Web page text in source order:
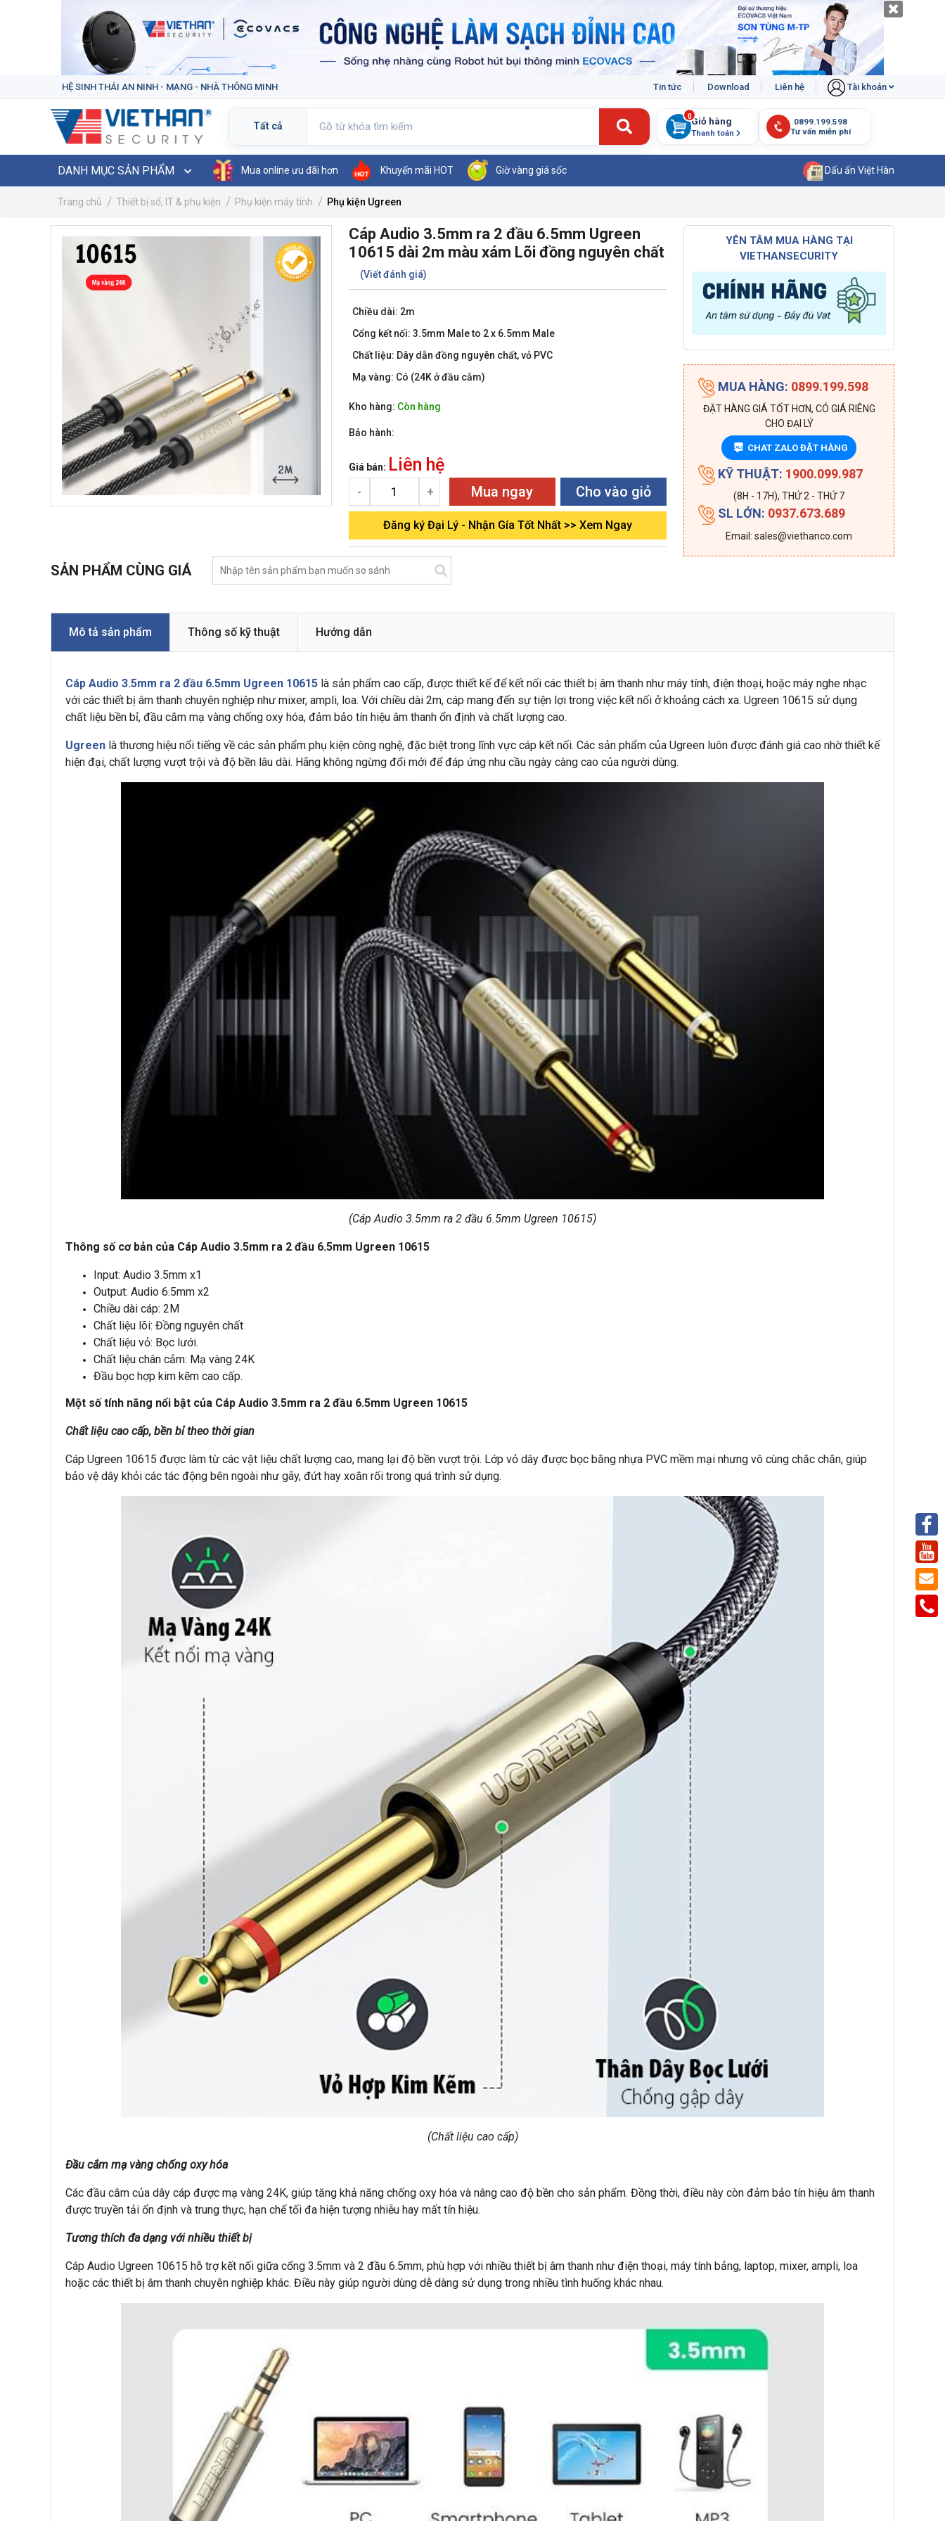
HỆ SINH THÁI AN NINH - MẠNG - NHÀ THÔNG MINH Tin tức Download Liên hệ Tài khoản
Giỏ hàng
Thanh toán
0
DANH MỤC SẢN PHẨM Mua online ưu đãi hơn Khuyến mãi HOT Giờ vàng giá sốc Dấu ấn Việt Hàn
Trang chủ Thiết bị số, IT & phụ kiện Phụ kiện máy tính Phụ kiện Ugreen
Cáp Audio 3.5mm ra 2 đầu 6.5mm Ugreen
10615 dài 2m màu xám Lõi đồng nguyên chất
(Viết đánh giá)
Chiều dài: 2m
Cổng kết nối: 3.5mm Male to 2 x 6.5mm Male
Chất liệu: Dây dẫn đồng nguyên chất, vỏ PVC
Mạ vàng: Có (24K ở đầu cắm)
Kho hàng: Còn hàng
Bảo hành:
Giá bán: Liên hệ
- + Mua ngay Cho vào giỏ
Đăng ký Đại Lý - Nhận Gía Tốt Nhất >> Xem Ngay
YÊN TÂM MUA HÀNG TẠI
VIETHANSECURITY
MUA HÀNG: 0899.199.598
ĐẶT HÀNG GIÁ TỐT HƠN, CÓ GIÁ RIÊNG
CHO ĐẠI LÝ
ZALO CHAT ZALO ĐẶT HÀNG
KỸ THUẬT: 1900.099.987
(8H - 17H), THỨ 2 - THỨ 7
SL LỚN: 0937.673.689
Email: sales@viethanco.com
SẢN PHẨM CÙNG GIÁ
Mô tả sản phẩm Thông số kỹ thuật Hướng dẫn
Cáp Audio 3.5mm ra 2 đầu 6.5mm Ugreen 10615 là sản phẩm cao cấp, được thiết kế để kết nối các thiết bị âm thanh như máy tính, điện thoại, hoặc máy nghe nhạc
với các thiết bị âm thanh chuyên nghiệp như mixer, ampli, loa. Với chiều dài 2m, cáp mang đến sự tiện lợi trong việc kết nối ở khoảng cách xa. Ugreen 10615 sử dụng
chất liệu bền bỉ, đầu cắm mạ vàng chống oxy hóa, đảm bảo tín hiệu âm thanh ổn định và chất lượng cao.
Ugreen là thương hiệu nổi tiếng về các sản phẩm phụ kiện công nghệ, đặc biệt trong lĩnh vực cáp kết nối. Các sản phẩm của Ugreen luôn được đánh giá cao nhờ thiết kế
hiện đại, chất lượng vượt trội và độ bền lâu dài. Hãng không ngừng đổi mới để đáp ứng nhu cầu ngày càng cao của người dùng.
(Cáp Audio 3.5mm ra 2 đầu 6.5mm Ugreen 10615)
Thông số cơ bản của Cáp Audio 3.5mm ra 2 đầu 6.5mm Ugreen 10615
Input: Audio 3.5mm x1
Output: Audio 6.5mm x2
Chiều dài cáp: 2M
Chất liệu lõi: Đồng nguyên chất
Chất liệu vỏ: Bọc lưới.
Chất liệu chân cắm: Mạ vàng 24K
Đầu bọc hợp kim kẽm cao cấp.
Một số tính năng nổi bật của Cáp Audio 3.5mm ra 2 đầu 6.5mm Ugreen 10615
Chất liệu cao cấp, bền bỉ theo thời gian
Cáp Ugreen 10615 được làm từ các vật liệu chất lượng cao, mang lại độ bền vượt trội. Lớp vỏ dây được bọc bằng nhựa PVC mềm mại nhưng vô cùng chắc chắn, giúp
bảo vệ dây khỏi các tác động bên ngoài như gãy, đứt hay xoắn rối trong quá trình sử dụng.
(Chất liệu cao cấp)
Đầu cắm mạ vàng chống oxy hóa
Các đầu cắm của dây cáp được mạ vàng 24K, giúp tăng khả năng chống oxy hóa và nâng cao độ bền cho sản phẩm. Đồng thời, điều này còn đảm bảo tín hiệu âm thanh
được truyền tải ổn định và trung thực, hạn chế tối đa hiện tượng nhiễu hay mất tín hiệu.
Tương thích đa dạng với nhiều thiết bị
Cáp Audio Ugreen 10615 hỗ trợ kết nối giữa cổng 3.5mm và 2 đầu 6.5mm, phù hợp với nhiều thiết bị âm thanh như điện thoại, máy tính bảng, laptop, mixer, ampli, loa
hoặc các thiết bị âm thanh chuyên nghiệp khác. Điều này giúp người dùng dễ dàng sử dụng trong nhiều tình huống khác nhau.